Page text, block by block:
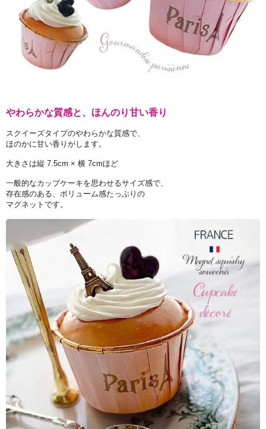
やわらかな質感と、ほんのり甘い香り
スクイーズタイプのやわらかな質感で、
ほのかに甘い香りがします。
大きさは縦 7.5cm × 横 7cmほど
一般的なカップケーキを思わせるサイズ感で、
存在感のある、ボリューム感たっぷりの
マグネットです。